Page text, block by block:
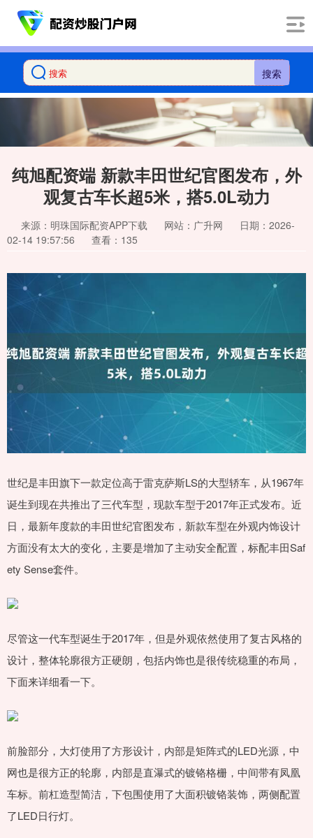
搜索
纯旭配资端 新款丰田世纪官图发布，外
观复古车长超5米，搭5.0L动力
来源：明珠国际配资APP下载 网站：广升网
日期：2026-
02-14 19:57:56
查看：135
世纪是丰田旗下一款定位高于雷克萨斯LS的大型轿车，从1967年
诞生到现在共推出了三代车型，现款车型于2017年正式发布。近
日，最新年度款的丰田世纪官图发布，新款车型在外观内饰设计
方面没有太大的变化，主要是增加了主动安全配置，标配丰田Saf
ety Sense套件。
尽管这一代车型诞生于2017年，但是外观依然使用了复古风格的
设计，整体轮廓很方正硬朗，包括内饰也是很传统稳重的布局，
下面来详细看一下。
前脸部分，大灯使用了方形设计，内部是矩阵式的LED光源，中
网也是很方正的轮廓，内部是直瀑式的镀铬格栅，中间带有凤凰
车标。前杠造型简洁，下包围使用了大面积镀铬装饰，两侧配置
了LED日行灯。